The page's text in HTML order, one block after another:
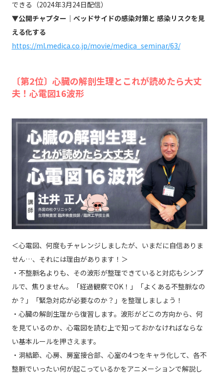
できる（2024年3月24日配信）
▼公開チャプター｜ベッドサイドの感染対策と 感染リスクを見
える化する
https://ml.medica.co.jp/movie/medica_seminar/63/
〔第2位〕心臓の解剖生理とこれが読めたら大丈
夫！心電図16波形
＜心電図、何度もチャレンジしましたが、いまだに自信ありま
せん…、それには理由があります！＞
・不整脈名よりも、その波形が整理できていると対応もシンプ
ルで、焦りません。「経過観察でOK！」「よくある不整脈なの
か？」「緊急対応が必要なのか？」を整理しましょう！
・心臓の解剖生理から復習します。波形がどこの方向から、何
を見ているのか、心電図を読む上で知っておかなければならな
い基本ルールを押さえます。
・洞結節、心房、房室接合部、心室の4つをキャラ化して、各不
整脈でいったい何が起こっているかをアニメーションで解説し